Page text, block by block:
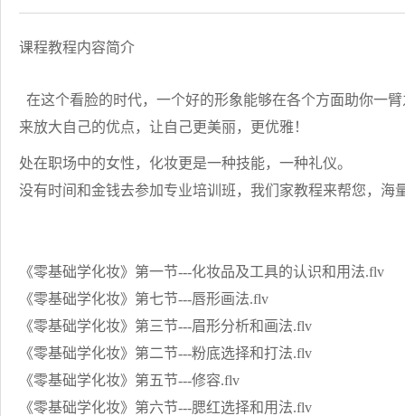
课程教程内容简介
在这个看脸的时代，一个好的形象能够在各个方面助你一
来放大自己的优点，让自己更美丽，更优雅！
处在职场中的女性，化妆更是一种技能，一种礼仪。
没有时间和金钱去参加专业培训班，我们家教程来帮您，海
《零基础学化妆》第一节---化妆品及工具的认识和用法.flv
《零基础学化妆》第七节---唇形画法.flv
《零基础学化妆》第三节---眉形分析和画法.flv
《零基础学化妆》第二节---粉底选择和打法.flv
《零基础学化妆》第五节---修容.flv
《零基础学化妆》第六节---腮红选择和用法.flv